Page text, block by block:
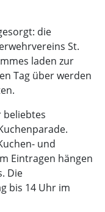
die
St.
laden zur
Tag über werden
und
Eintragen hängen
Die
bis 14 Uhr im